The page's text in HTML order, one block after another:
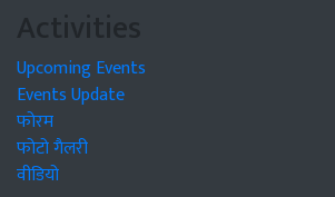
Activities
Upcoming Events
Events Update
फोरम
फोटो गैलरी
वीडियो